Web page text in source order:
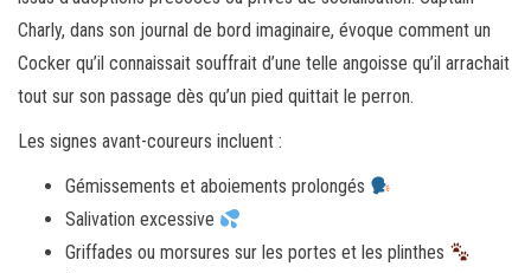
Charly, dans son journal de bord imaginaire, évoque comment un
Cocker qu’il connaissait souffrait d’une telle angoisse qu’il arrachait
tout sur son passage dès qu’un pied quittait le perron.
Les signes avant-coureurs incluent :
Gémissements et aboiements prolongés
Salivation excessive
Griffades ou morsures sur les portes et les plinthes